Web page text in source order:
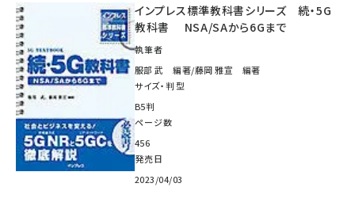
インプレス標準教科書シリーズ 続・5G
教科書 NSA/SAから6Gまで
執筆者
服部 武 編著/藤岡 雅宣 編著
サイズ・判型
B5判
ページ数
456
発売日
2023/04/03